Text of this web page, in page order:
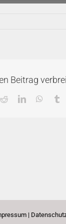
Beitrag
RedditLinkedIn
|